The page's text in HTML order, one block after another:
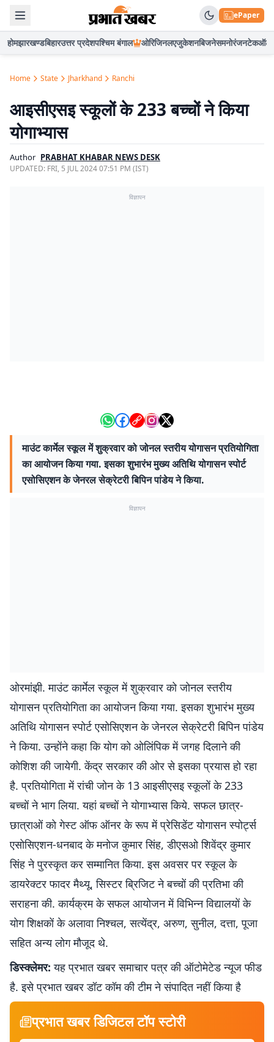
ePaper
होमझारखण्डबिहारउत्तर प्रदेशपश्चिम बंगाल ओरिजिनलएजुकेशनबिजनेसमनोरंजनटेकऑटो
Home State Jharkhand Ranchi
आइसीएसइ स्कूलों के 233 बच्चों ने किया
योगाभ्यास
Author PRABHAT KHABAR NEWS DESK
UPDATED: FRI, 5 JUL 2024 07:51 PM (IST)
विज्ञापन
माउंट कार्मेल स्कूल में शुक्रवार को जोनल स्तरीय योगासन प्रतियोगिता
का आयोजन किया गया. इसका शुभारंभ मुख्य अतिथि योगासन स्पोर्ट
एसोसिएशन के जेनरल सेक्रेटरी बिपिन पांडेय ने किया.
विज्ञापन
ओरमांझी. माउंट कार्मेल स्कूल में शुक्रवार को जोनल स्तरीय
योगासन प्रतियोगिता का आयोजन किया गया. इसका शुभारंभ मुख्य
अतिथि योगासन स्पोर्ट एसोसिएशन के जेनरल सेक्रेटरी बिपिन पांडेय
ने किया. उन्होंने कहा कि योग को ओलिंपिक में जगह दिलाने की
कोशिश की जायेगी. केंद्र सरकार की ओर से इसका प्रयास हो रहा
है. प्रतियोगिता में रांची जोन के 13 आइसीएसइ स्कूलों के 233
बच्चों ने भाग लिया. यहां बच्चों ने योगाभ्यास किये. सफल छात्र-
छात्राओं को गेस्ट ऑफ ऑनर के रूप में प्रेसिडेंट योगासन स्पोर्ट्स
एसोसिएशन-धनबाद के मनोज कुमार सिंह, डीएसओ शिवेंद्र कुमार
सिंह ने पुरस्कृत कर सम्मानित किया. इस अवसर पर स्कूल के
डायरेक्टर फादर मैथ्यू, सिस्टर ब्रिजिट ने बच्चों की प्रतिभा की
सराहना की. कार्यक्रम के सफल आयोजन में विभिन्न विद्यालयों के
योग शिक्षकों के अलावा निश्चल, सत्येंद्र, अरुण, सुनील, दत्ता, पूजा
सहित अन्य लोग मौजूद थे.
डिस्क्लेमर: यह प्रभात खबर समाचार पत्र की ऑटोमेटेड न्यूज फीड
है. इसे प्रभात खबर डॉट कॉम की टीम ने संपादित नहीं किया है
प्रभात खबर डिजिटल टॉप स्टोरी